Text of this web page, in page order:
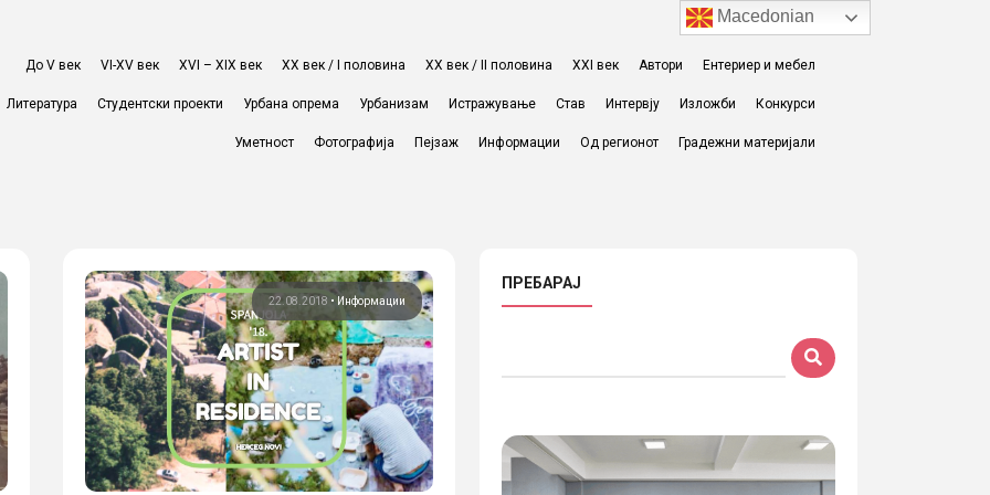
До V век VI-XV век XVI – XIX век ХХ век / I половина ХХ век / II половина XXI век Автори Ентериер и мебел
Литература Студентски проекти Урбана опрема Урбанизам Истражување Став Интервју Изложби Конкурси
Уметност Фотографија Пејзаж Информации Од регионот Градежни материјали
22.08.2018 • Информации
ПРЕБАРАЈ
Macedonian